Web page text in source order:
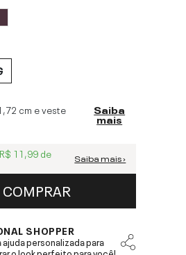
cm e veste Saiba
mais
R$ 11,99 de Saiba mais ›
COMPRAR
SHOPPER
personalizada para